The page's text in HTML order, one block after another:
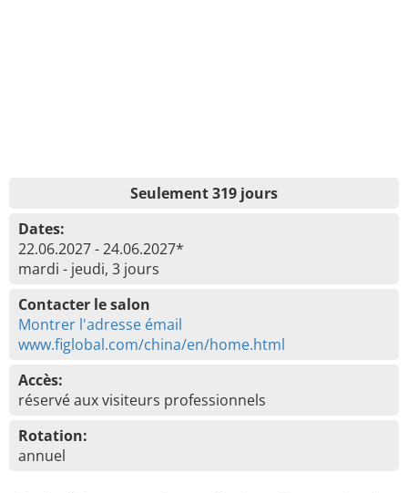
Seulement 319 jours
Dates:
22.06.2027 - 24.06.2027*
mardi - jeudi, 3 jours
Contacter le salon
Montrer l'adresse émail
www.figlobal.com/china/en/home.html
Accès:
réservé aux visiteurs professionnels
Rotation:
annuel